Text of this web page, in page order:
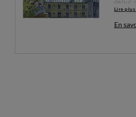
début
est
Lire plus
En